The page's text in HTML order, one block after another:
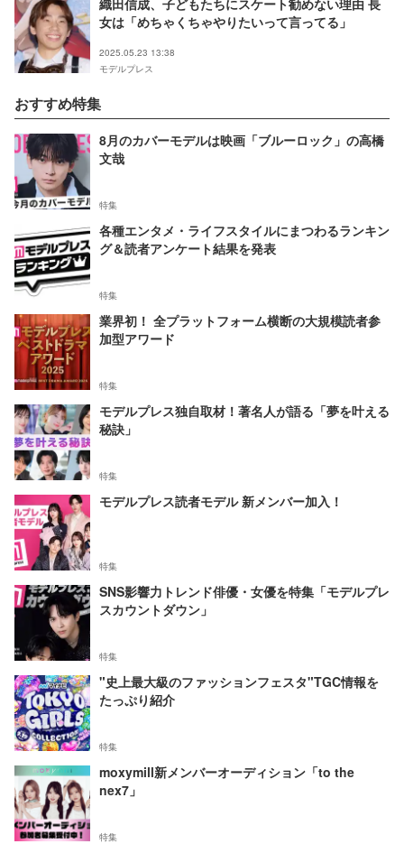
織田信成、子どもたちにスケート勧めない理由 長
女は「めちゃくちゃやりたいって言ってる」
2025.05.23 13:38
モデルプレス
おすすめ特集
8月のカバーモデルは映画「ブルーロック」の高橋
文哉
特集
各種エンタメ・ライフスタイルにまつわるランキン
グ＆読者アンケート結果を発表
特集
業界初！ 全プラットフォーム横断の大規模読者参
加型アワード
特集
モデルプレス独自取材！著名人が語る「夢を叶える
秘訣」
特集
モデルプレス読者モデル 新メンバー加入！
特集
SNS影響力トレンド俳優・女優を特集「モデルプレ
スカウントダウン」
特集
"史上最大級のファッションフェスタ"TGC情報を
たっぷり紹介
特集
moxymill新メンバーオーディション「to the
nex7」
特集